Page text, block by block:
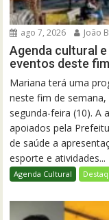
ago 7, 2026 João
Agenda cultural
eventos deste
Mariana terá uma
neste fim de
segunda-feira (10). A
apoiados pela
de saúde a
esporte e atividades...
Agenda Cultural